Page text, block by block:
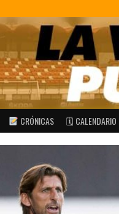
CRÓNICAS 🗓 CALENDARIO